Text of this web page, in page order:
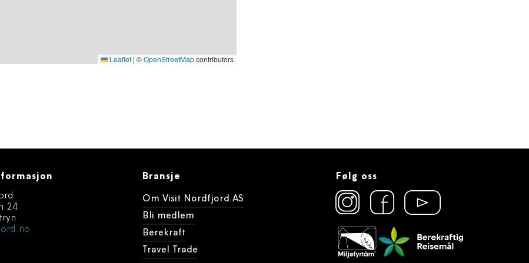
Leaflet | ©OpenStreetMapcontributors
24
Bransje
Om Visit Nordfjord AS
Bli medlem
Berekraft
Travel Trade
Følg oss